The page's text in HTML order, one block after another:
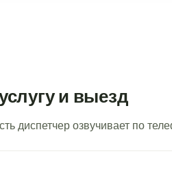
и выезд
диспетчер озвучивает по